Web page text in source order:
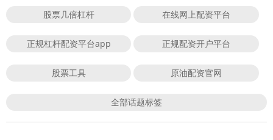
股票几倍杠杆 在线网上配资平台
正规杠杆配资平台app 正规配资开户平台
股票工具 原油配资官网
全部话题标签